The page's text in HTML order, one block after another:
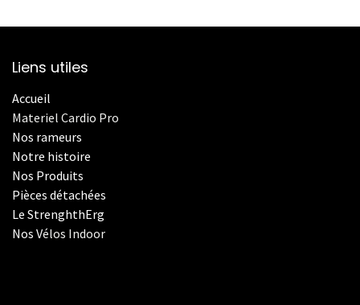
Liens utiles
Accueil
Materiel Cardio Pro
Nos rameurs
Notre histoire
Nos Produits
Pièces détachées
Le StrenghthErg
Nos Vélos Indoor